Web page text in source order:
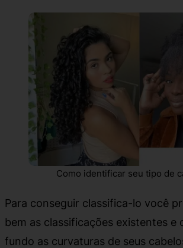
Como identificar seu tipo de
Para conseguir classifica-lo você
bem as classificações existentes e
fundo as curvaturas de seus